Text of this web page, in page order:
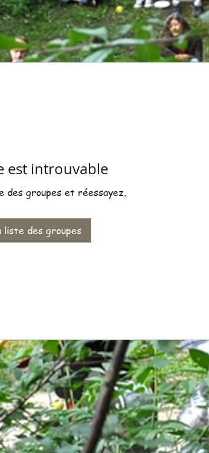
est introuvable
des groupes et réessayez.
liste des groupes